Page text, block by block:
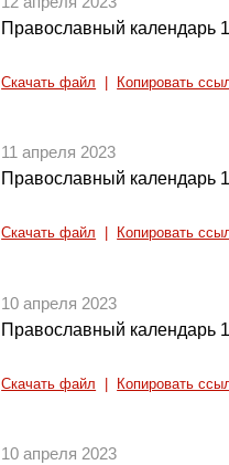
Православный календарь
Скачать файл Копировать
11 апреля 2023
Православный календарь
Скачать файл Копировать
10 апреля 2023
Православный календарь
Скачать файл Копировать
10 апреля 2023